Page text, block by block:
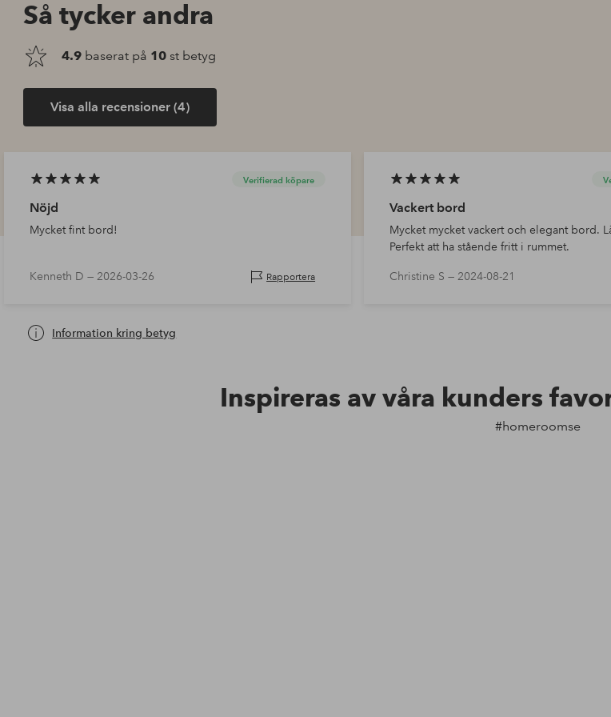
Så tycker andra
4.9 baserat på 10 st betyg
Visa alla recensioner (4)
Verifierad köpare
Nöjd
Mycket fint bord!
Kenneth D —2026-03-26 Rapportera
Vackert bord
Mycket mycket vackert och elegant bord.
Perfekt att ha stående fritt i rummet.
Christine S —2024-08-21
Information kring betyg
Inspireras av våra kunders
#homeroomse